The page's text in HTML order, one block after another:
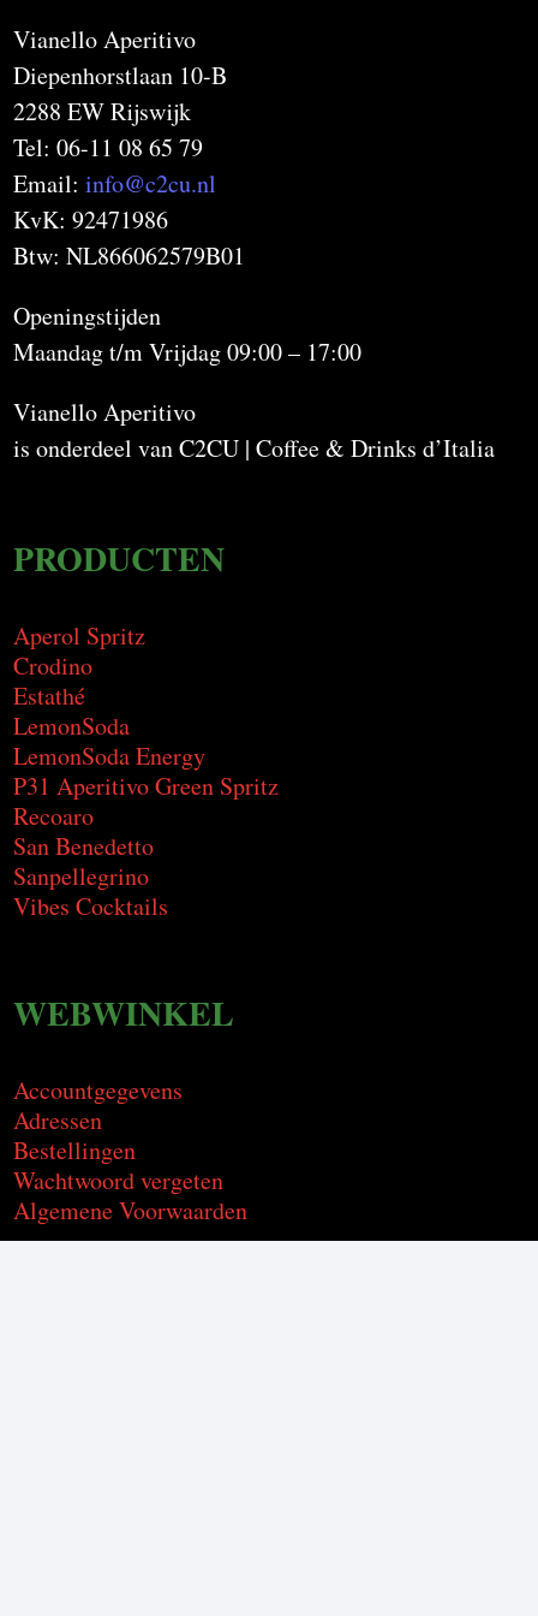
Vianello Aperitivo
Diepenhorstlaan 10-B
2288 EW Rijswijk
Tel: 06-11 08 65 79
Email:info@c2cu.nl
KvK: 92471986
Btw: NL866062579B01
Openingstijden
Maandag t/m Vrijdag 09:00 – 17:00
Vianello Aperitivo
is onderdeel van C2CU | Coffee & Drinks d’Italia
PRODUCTEN
Aperol Spritz
Crodino
Estathé
LemonSoda
LemonSoda Energy
P31 Aperitivo Green Spritz
Recoaro
San Benedetto
Sanpellegrino
Vibes Cocktails
WEBWINKEL
Accountgegevens
Adressen
Bestellingen
Wachtwoord vergeten
Algemene Voorwaarden